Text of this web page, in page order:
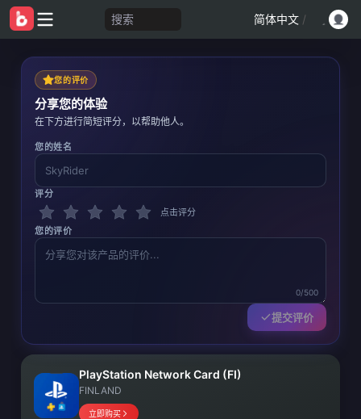
搜索 简体中文 /
您的评价
分享您的体验
在下方进行简短评分，以帮助他人。
您的姓名
评分
点击评分
您的评价
0/500
提交评价
PlayStation Network Card (FI)
FINLAND
立即购买